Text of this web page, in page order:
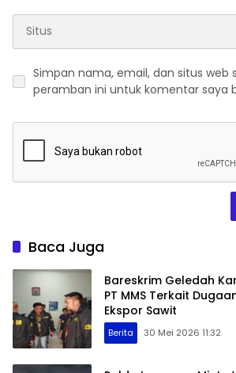
Simpan nama, email, dan situs web
peramban ini untuk komentar saya
Baca Juga
Bareskrim Geledah
PT MMS Terkait
Ekspor Sawit
Berita 30 Mei 2026 11:32